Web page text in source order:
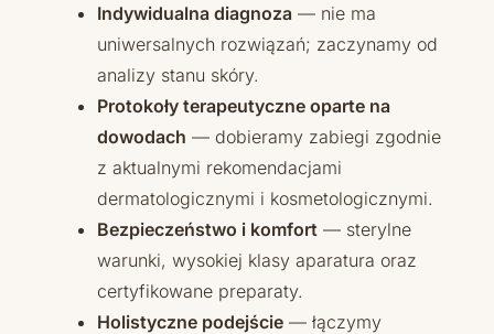
Indywidualna diagnoza — nie ma
uniwersalnych rozwiązań; zaczynamy od
analizy stanu skóry.
Protokoły terapeutyczne oparte na
dowodach — dobieramy zabiegi zgodnie
z aktualnymi rekomendacjami
dermatologicznymi i kosmetologicznymi.
Bezpieczeństwo i komfort — sterylne
warunki, wysokiej klasy aparatura oraz
certyfikowane preparaty.
Holistyczne podejście — łączymy